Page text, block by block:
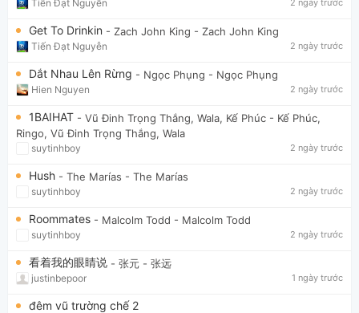
Tiến Đạt Nguyễn 2 ngày trước
Get To Drinkin - Zach John King - Zach John King
Tiến Đạt Nguyễn 2 ngày trước
Dắt Nhau Lên Rừng - Ngọc Phụng - Ngọc Phụng
Hien Nguyen 2 ngày trước
1BAIHAT - Vũ Đinh Trọng Thắng, Wala, Kế Phúc - Kế Phúc,
Ringo, Vũ Đinh Trọng Thắng, Wala
suytinhboy 2 ngày trước
Hush - The Marías - The Marías
suytinhboy 2 ngày trước
Roommates - Malcolm Todd - Malcolm Todd
suytinhboy 2 ngày trước
看着我的眼睛说 - 张元 - 张远
justinbepoor 1 ngày trước
đêm vũ trường chế 2